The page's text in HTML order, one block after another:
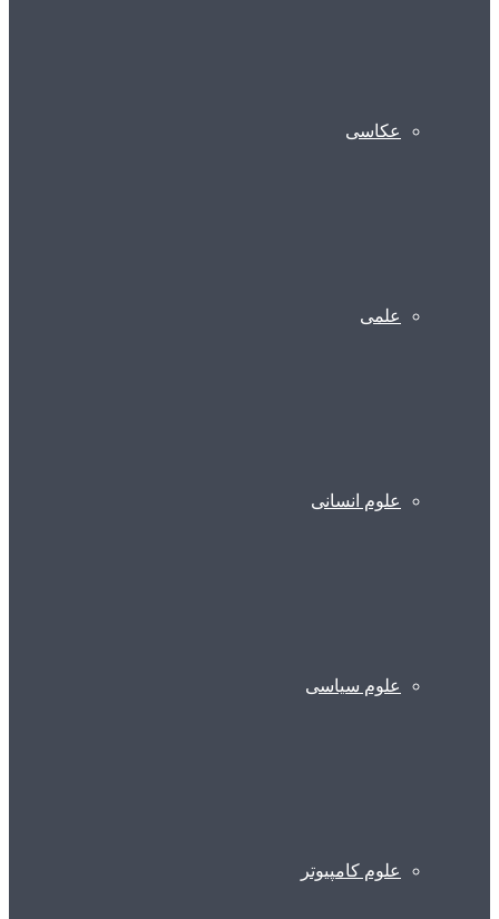
عکاسی
علمی
علوم انسانی
علوم سیاسی
علوم کامپیوتر